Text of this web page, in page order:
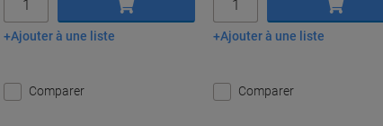
Ajouter au panier
Ajouter à une liste
Comparer
Ajouter au panier
Ajouter à une liste
Comparer